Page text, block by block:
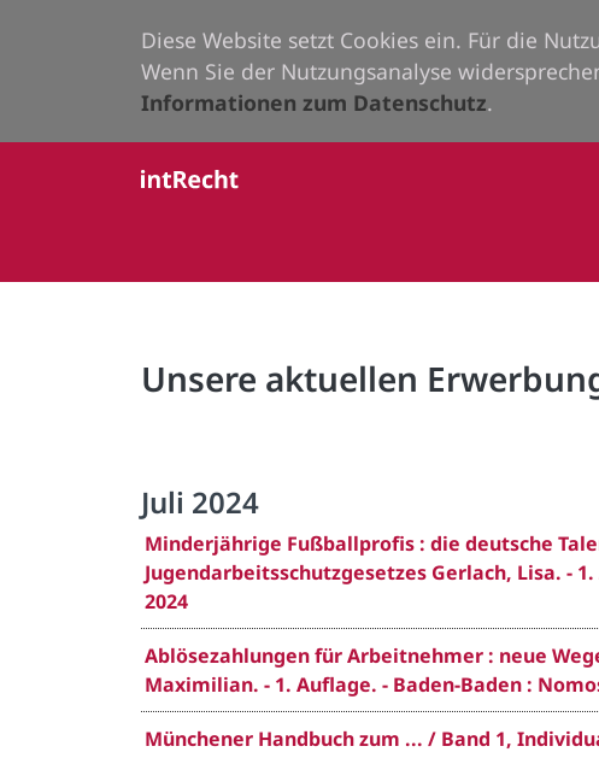
Diese Website setzt Cookies ein. Für die
Wenn Sie der Nutzungsanalyse
Informationen zum Datenschutz.
Unsere aktuellen
Juli 2024
Minderjährige Fußballprofis : die deutsche
Jugendarbeitsschutzgesetzes Gerlach, Lisa. -
2024
Ablösezahlungen für Arbeitnehmer : neue
Maximilian. - 1. Auflage. - Baden-Baden :
Münchener Handbuch zum ... / Band 1,